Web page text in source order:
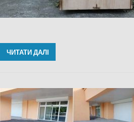
ЧИТАТИ ДАЛІ